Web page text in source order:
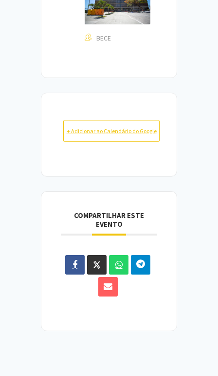
BECE
+ Adicionar ao Calendário do Google
COMPARTILHAR ESTE
EVENTO